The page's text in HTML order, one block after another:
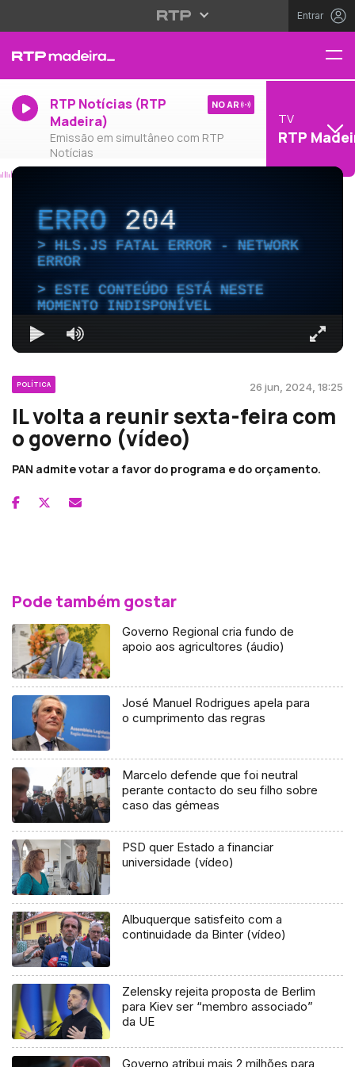
Entrar
RTP Notícias (RTP
Madeira)
Emissão em simultâneo com RTP
Notícias
NO AR
TV
RTP
ERRO204
HLS.JS FATAL ERROR - NETWORK
ERROR
ESTE CONTEÚDO ESTÁ NESTE
MOMENTO INDISPONÍVEL
POLÍTICA 26 jun, 2024, 18:25
IL volta a reunir sexta-feira com
o governo (vídeo)
PAN admite votar a favor do programa e do orçamento.
Pode também gostar
Governo Regional cria fundo de
apoio aos agricultores (áudio)
José Manuel Rodrigues apela para
o cumprimento das regras
Marcelo defende que foi neutral
perante contacto do seu filho sobre
caso das gémeas
PSD quer Estado a financiar
universidade (vídeo)
Albuquerque satisfeito com a
continuidade da Binter (vídeo)
Zelensky rejeita proposta de Berlim
para Kiev ser “membro associado”
da UE
Governo atribui mais 2 milhões para